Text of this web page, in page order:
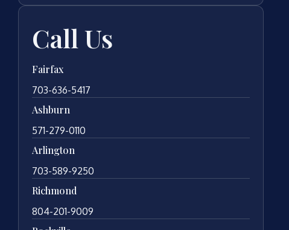
Call Us
Fairfax
703-636-5417
Ashburn
571-279-0110
Arlington
703-589-9250
Richmond
804-201-9009